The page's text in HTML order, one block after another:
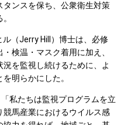
ンスを保ち、公衆衛生対策
（Jerry Hill）博士は、必修
検温・マスク着用に加え、
を監視し続けるために、よ
明らかにした。
私たちは監視プログラムを立
馬産業におけるウイルス感